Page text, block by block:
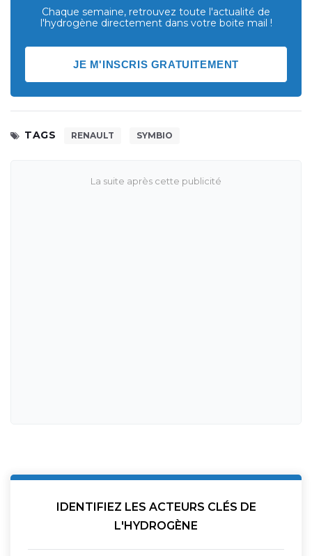
Chaque semaine, retrouvez toute l'actualité de
l'hydrogène directement dans votre boite mail !
JE M'INSCRIS GRATUITEMENT
TAGS RENAULT SYMBIO
IDENTIFIEZ LES ACTEURS CLÉS DE
L'HYDROGÈNE